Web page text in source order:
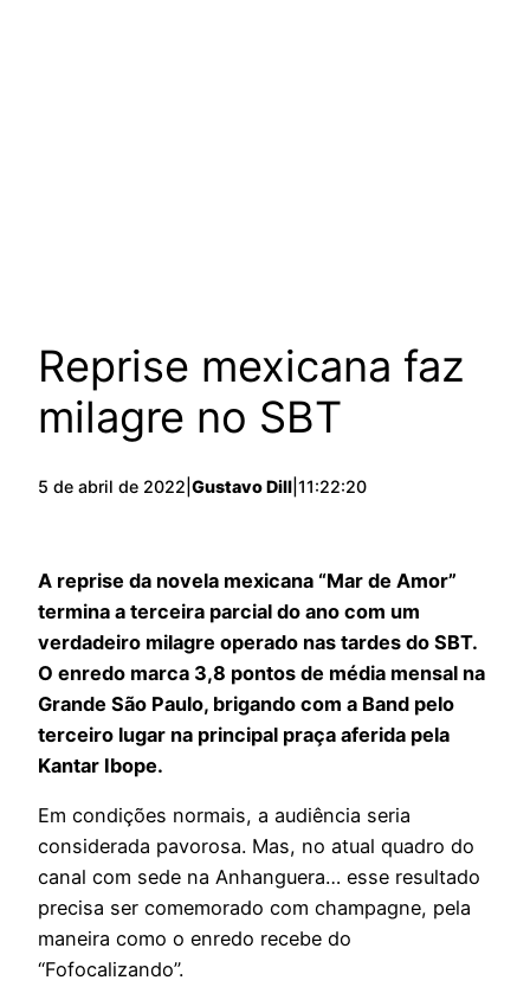
Reprise mexicana faz
milagre no SBT
5 de abril de 2022 Gustavo Dill 11:22:20
A reprise da novela mexicana “Mar de Amor”
termina a terceira parcial do ano com um
verdadeiro milagre operado nas tardes do SBT.
O enredo marca 3,8 pontos de média mensal na
Grande São Paulo, brigando com a Band pelo
terceiro lugar na principal praça aferida pela
Kantar Ibope.
Em condições normais, a audiência seria
considerada pavorosa. Mas, no atual quadro do
canal com sede na Anhanguera… esse resultado
precisa ser comemorado com champagne, pela
maneira como o enredo recebe do
“Fofocalizando”.